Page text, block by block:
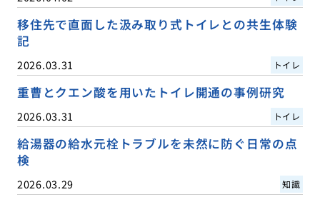
移住先で直面した汲み取り式トイレとの共生体験
記
2026.03.31 トイレ
重曹とクエン酸を用いたトイレ開通の事例研究
2026.03.31 トイレ
給湯器の給水元栓トラブルを未然に防ぐ日常の点
検
2026.03.29 知識